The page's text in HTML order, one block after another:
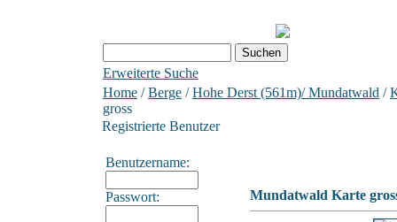
Erweiterte Suche
Home /Berge /Hohe Derst (561m)/ Mundatwald /
gross
Registrierte Benutzer
Benutzername:
Passwort: Mundatwald Karte